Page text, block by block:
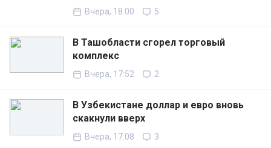
Вчера, 18:00 5
В Ташобласти сгорел торговый
комплекс
Вчера, 17:52 2
В Узбекистане доллар и евро вновь
скакнули вверх
Вчера, 17:08 3